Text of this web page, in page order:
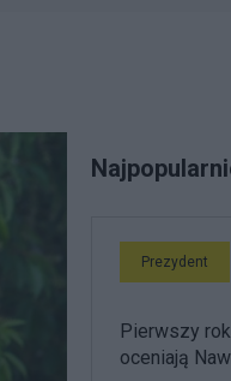
Prezydent
Pierwszy
oceniają